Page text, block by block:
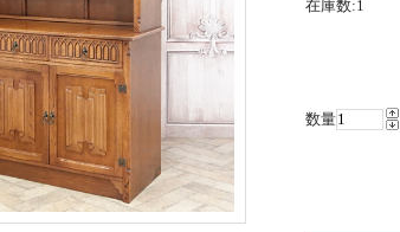
在庫数:1
数量